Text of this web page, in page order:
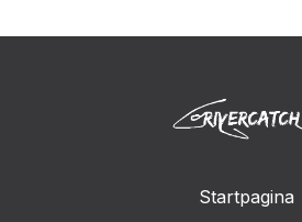
Startpagina